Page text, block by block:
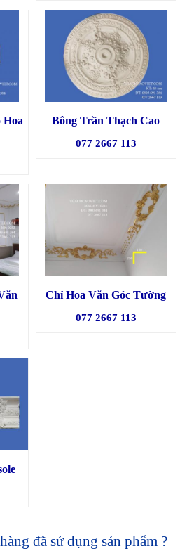
Hoa
Bông Trần Thạch Cao
077 2667 113
Chỉ Hoa Văn Góc Tường
077 2667 113
đã sử dụng sản phẩm ?